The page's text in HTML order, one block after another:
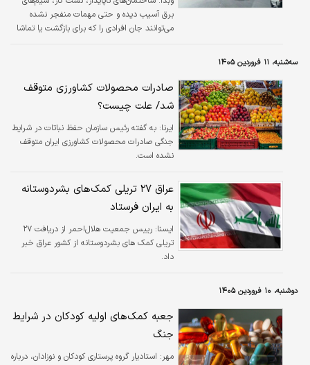
برق آسیب‌ دیده و حتی مهمات منفجر نشده
می‌توانند جان افرادی را که برای بازگشت یا تماشا
سه‌شنبه، ۱۱ فروردین ۱۴۰۵
صادرات محصولات کشاورزی متوقف
شد/ علت چیست؟
ایرنا: به گفته رئیس سازمان حفظ نباتات در شرایط
جنگی صادرات محصولات کشاورزی ایران متوقف
نشده است.
عراق ۲۷ تریلی کمک‌های بشردوستانه
به ایران فرستاد
ايسنا:
رییس جمعیت هلال‌احمر از دریافت ۲۷
تریلی کمک های بشردوستانه از کشور عراق خبر
داد.
دوشنبه، ۱۰ فروردین ۱۴۰۵
جعبه کمک‌های اولیه کودکان در شرایط
جنگ
مهر: استادیار گروه پرستاری کودکان و نوزادان، درباره